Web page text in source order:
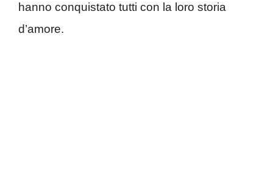
hanno conquistato tutti con la loro storia
d’amore.